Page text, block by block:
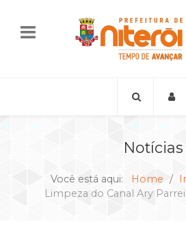
Notícias
Você está aqui: Home
Limpeza do Canal Ary